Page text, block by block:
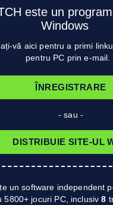
este un
Windows
vă aici pentru a primi
pentru PC prin e-mail.
ÎNREGISTRARE
- sau -
DISTRIBUIE SITE-UL
un software independent
5800+ jocuri PC, inclusiv8